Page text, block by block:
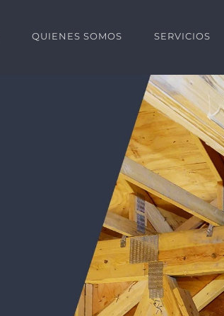
QUIENES SOMOS SERVICIOS